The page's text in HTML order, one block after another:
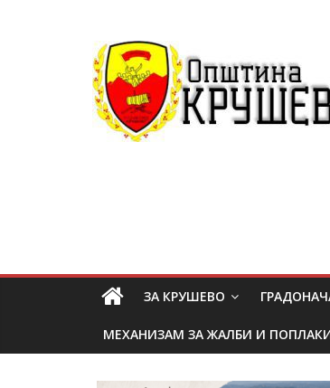
ЗА КРУШЕВО
МЕХАНИЗАМ ЗА ЖАЛБИ И